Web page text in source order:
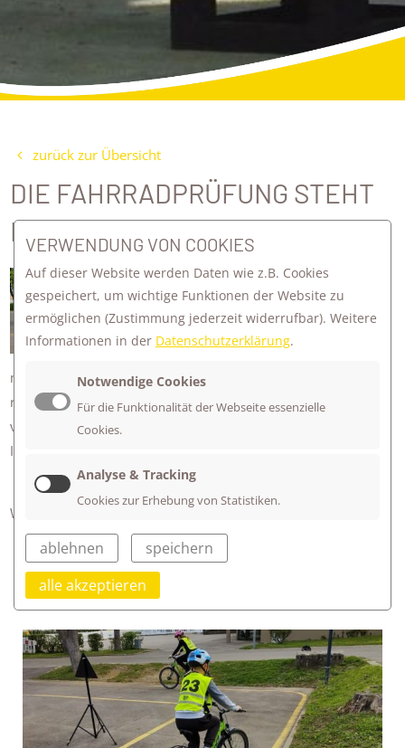
zurück zur Übersicht
DIE FAHRRADPRÜFUNG STEHT
DIESE WOCHE AN!
24 Schüler*innen der 4. Klasse haben
diese Woche ihre Fahrradprüfung in
Öschingen.
Sie haben gelernt wie man sich sicher
mit dem Fahrrad im Straßenverkehr verhält. Schulterblick,
richtiges Abbiegen, Handzeichen geben und die
verschiedenen Verkehrszeichen kennen lernen sind wichtige
Inhalte des theoretischen und praktischen Unterrichts.
Wir drücken Euch die Daumen!
VERWENDUNG VON COOKIES
Auf dieser Website werden Daten wie z.B. Cookies
gespeichert, um wichtige Funktionen der Website zu
ermöglichen (Zustimmung jederzeit widerrufbar). Weitere
Informationen in der Datenschutzerklärung.
Notwendige Cookies
Für die Funktionalität der Webseite essenzielle
Cookies.
Analyse & Tracking
Cookies zur Erhebung von Statistiken.
ablehnen
speichern
alle akzeptieren